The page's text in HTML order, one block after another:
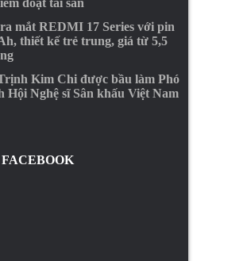
đoạt tài sản
mắt REDMI 17 Series với pin
thiết kế trẻ trung, giá từ 5,5
Kim Chi được bầu làm Phó
Hội Nghệ sĩ Sân khấu Việt Nam